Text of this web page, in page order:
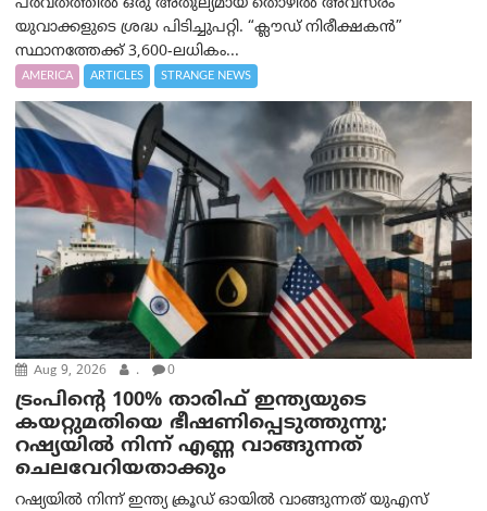
പർവതത്തിൽ ഒരു അതുല്യമായ തൊഴിൽ അവസരം
യുവാക്കളുടെ ശ്രദ്ധ പിടിച്ചുപറ്റി. “ക്ലൗഡ് നിരീക്ഷകൻ”
സ്ഥാനത്തേക്ക് 3,600-ലധികം...
AMERICA ARTICLES STRANGE NEWS
Aug 9, 2026 . 0
ട്രം‌പിന്റെ 100% താരിഫ് ഇന്ത്യയുടെ
കയറ്റുമതിയെ ഭീഷണിപ്പെടുത്തുന്നു;
റഷ്യയിൽ നിന്ന് എണ്ണ വാങ്ങുന്നത്
ചെലവേറിയതാക്കും
റഷ്യയിൽ നിന്ന് ഇന്ത്യ ക്രൂഡ് ഓയിൽ വാങ്ങുന്നത് യുഎസ്